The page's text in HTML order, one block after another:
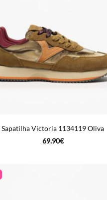
Sapatilha Victoria 1134119 Oliva
69.90€